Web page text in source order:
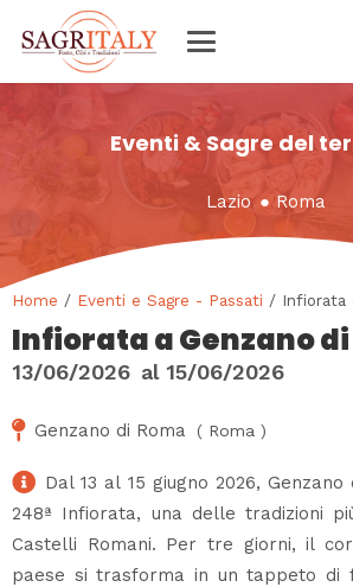
Eventi & Sagre del
Lazio ● Roma
Home / Eventi e Sagre - Passati / Infiorata
Infiorata a Genzano di
13/06/2026 al 15/06/2026
Genzano di Roma ( Roma )
Dal 13 al 15 giugno 2026,
248ª Infiorata, una delle tradizioni
Castelli Romani. Per tre giorni, il
paese si trasforma in un tappeto di